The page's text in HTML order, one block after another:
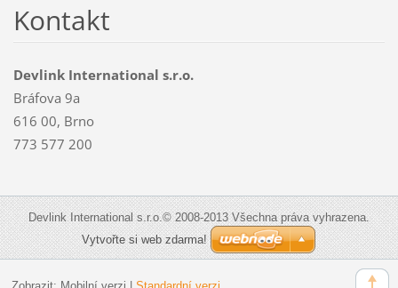
Kontakt
Devlink International s.r.o.
Bráfova 9a
616 00, Brno
773 577 200
Devlink International s.r.o.© 2008-2013 Všechna práva vyhrazena.
Vytvořte si web zdarma!